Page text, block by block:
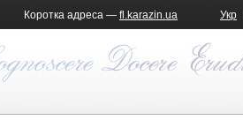
Укр
Коротка адреса — fl.karazin.ua